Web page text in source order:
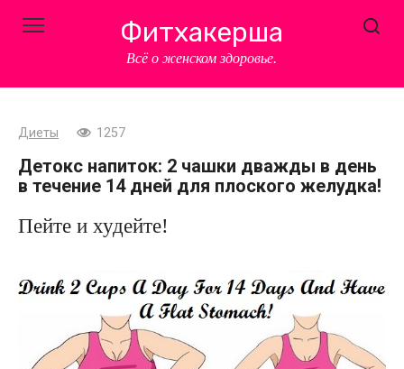
Фитхакерша
Всё о женском здоровье.
Диеты 1257
Детокс напиток: 2 чашки дважды в день
в течение 14 дней для плоского желудка!
Пейте и худейте!